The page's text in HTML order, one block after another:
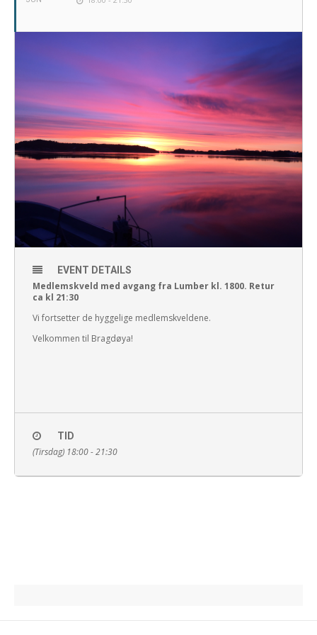
EVENT DETAILS
Medlemskveld med avgang fra Lumber kl. 1800. Retur
ca kl 21:30
Vi fortsetter de hyggelige medlemskveldene.
Velkommen til Bragdøya!
TID
(Tirsdag) 18:00 - 21:30